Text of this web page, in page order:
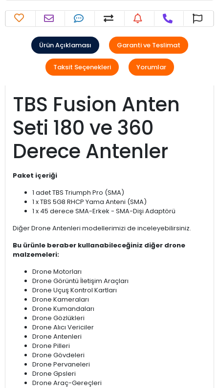
Ürün Açıklaması Garanti ve Teslimat
Taksit Seçenekleri Yorumlar
TBS Fusion Anten
Seti 180 ve 360
Derece Antenler
Paket içeriği
1 adet TBS Triumph Pro (SMA)
1 x TBS 5G8 RHCP Yama Anteni (SMA)
1 x 45 derece SMA-Erkek - SMA-Dişi Adaptörü
Diğer Drone Antenleri modellerimizi de inceleyebilirsiniz.
Bu ürünle beraber kullanabileceğiniz diğer drone
malzemeleri:
Drone Motorları
Drone Görüntü İletişim Araçları
Drone Uçuş Kontrol Kartları
Drone Kameraları
Drone Kumandaları
Drone Gözlükleri
Drone Alıcı Vericiler
Drone Antenleri
Drone Pilleri
Drone Gövdeleri
Drone Pervaneleri
Drone Gpsleri
Drone Araç-Gereçleri